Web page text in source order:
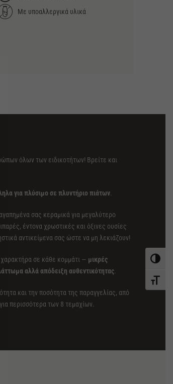
Με υποαλλεργικά υλικά
όλων των ειδικοτήτων! Βρείτε και
για πλύσιμο σε πλυντήριο πιάτων.
σας κεραμικά για μεγαλύτερο
έντονα χρωστικές και όξινες ουσίες
αντικείμενα σας ώστε να μη λεκιάζουν!
χαρακτήρα σε κάθε κομμάτι — μικρές
αλλά απόδειξη αυθεντικότητας.
και την ποσότητα της παραγγελίας, από
περισσότερα των 8 τεμαχίων.